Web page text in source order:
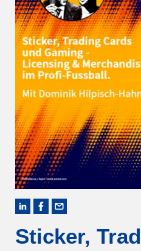
Sticker,